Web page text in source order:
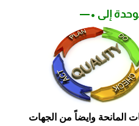
إلى •—
المانحة وايضاً من الجهات